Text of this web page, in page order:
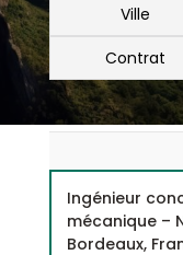
Ingénieur
mécanique –
Bordeaux,